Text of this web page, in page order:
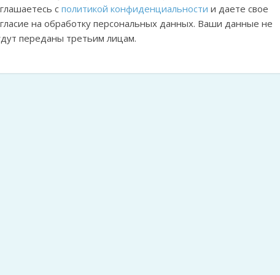
с политикой конфиденциальности и даете свое
на обработку персональных данных. Ваши данные не
переданы третьим лицам.